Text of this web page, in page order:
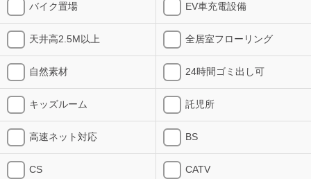
バイク置場 EV車充電設備
天井高2.5M以上 全居室フローリング
自然素材 24時間ゴミ出し可
キッズルーム 託児所
高速ネット対応 BS
CS CATV